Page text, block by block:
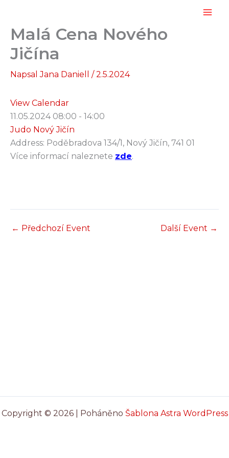
obsahMalá Cena Nového
Jičína
NapsalJana Daniell /2.5.2024
View Calendar
11.05.2024 08:00 - 14:00
Judo Nový Jičín
Address: Poděbradova 134/1, Nový Jičín, 741 01
Více informací naleznete zde.
← Předchozí Event Další Event →
Copyright © 2026 | Poháněno Šablona Astra WordPress